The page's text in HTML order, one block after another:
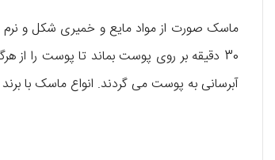
30 دقیقه بر روی پوست بماند تا پوست را
آبرسانی به پوست می گردند. انواع ماسک با